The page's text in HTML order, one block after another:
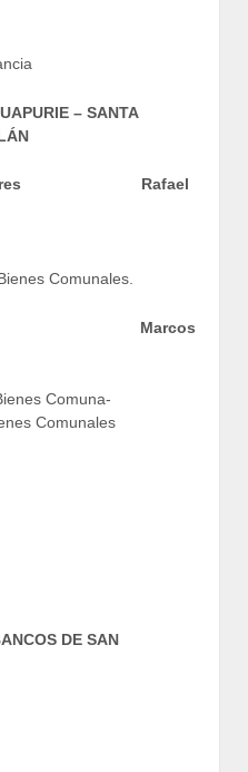
– SANTA
Minjares Rafael
Bienes Comunales.
Marcos
Comuna-
Comunales
DE SAN
López